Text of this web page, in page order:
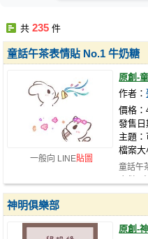
共235 件
一般向 LINE貼圖
童話午茶表情貼 No.1 牛奶糖
原創-
作者：
價格：
發售日
主題
檔案大
童話午
神明俱樂部
原創-